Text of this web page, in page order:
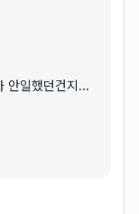
안일했던건지...